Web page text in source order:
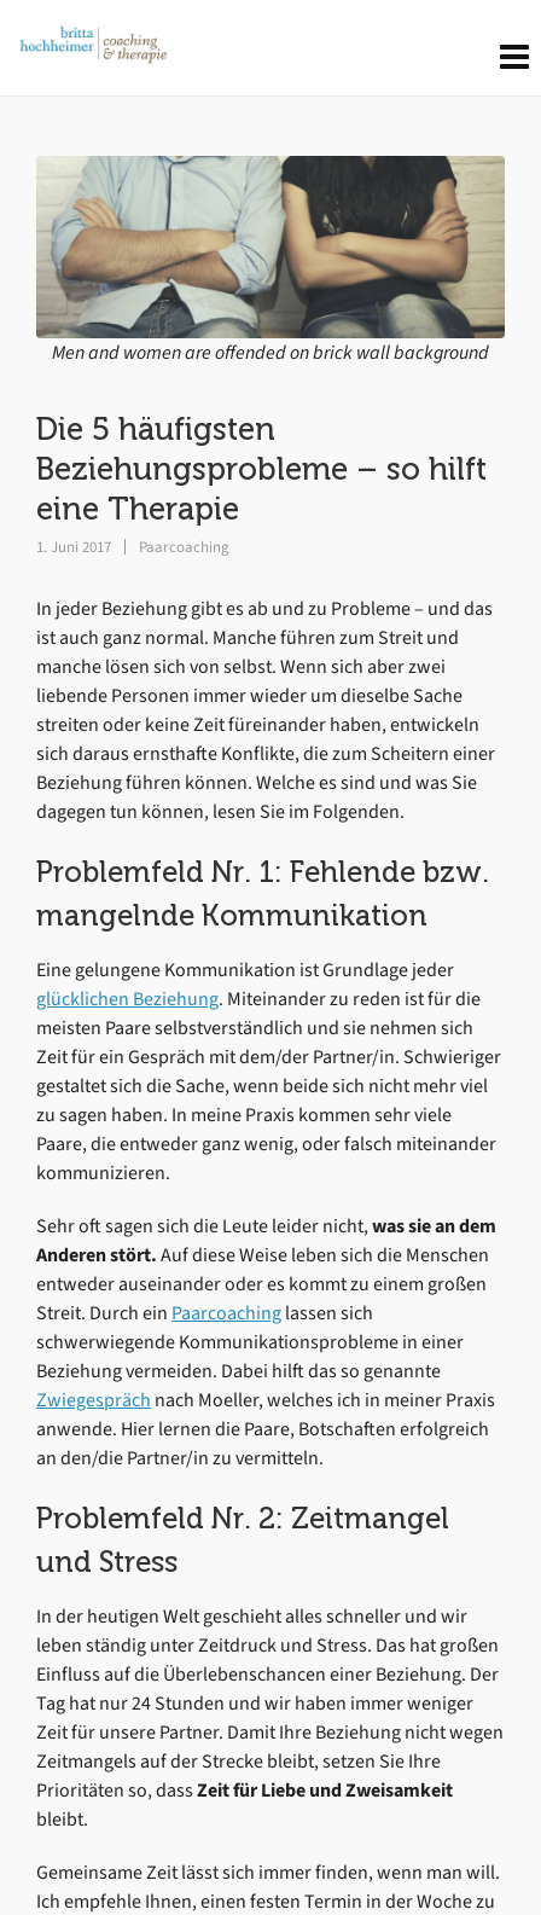
Men and women are offended on brick wall background
Die 5 häufigsten
Beziehungsprobleme – so hilft
eine Therapie
1. Juni 2017 Paarcoaching
In jeder Beziehung gibt es ab und zu Probleme – und das
ist auch ganz normal. Manche führen zum Streit und
manche lösen sich von selbst. Wenn sich aber zwei
liebende Personen immer wieder um dieselbe Sache
streiten oder keine Zeit füreinander haben, entwickeln
sich daraus ernsthafte Konflikte, die zum Scheitern einer
Beziehung führen können. Welche es sind und was Sie
dagegen tun können, lesen Sie im Folgenden.
Problemfeld Nr. 1: Fehlende bzw.
mangelnde Kommunikation
Eine gelungene Kommunikation ist Grundlage jeder
glücklichen Beziehung. Miteinander zu reden ist für die
meisten Paare selbstverständlich und sie nehmen sich
Zeit für ein Gespräch mit dem/der Partner/in. Schwieriger
gestaltet sich die Sache, wenn beide sich nicht mehr viel
zu sagen haben. In meine Praxis kommen sehr viele
Paare, die entweder ganz wenig, oder falsch miteinander
kommunizieren.
Sehr oft sagen sich die Leute leider nicht,was sie an dem
Anderen stört.Auf diese Weise leben sich die Menschen
entweder auseinander oder es kommt zu einem großen
Streit. Durch ein Paarcoachinglassen sich
schwerwiegende Kommunikationsprobleme in einer
Beziehung vermeiden. Dabei hilft das so genannte
Zwiegespräch nach Moeller, welches ich in meiner Praxis
anwende. Hier lernen die Paare, Botschaften erfolgreich
an den/die Partner/in zu vermitteln.
Problemfeld Nr. 2: Zeitmangel
und Stress
In der heutigen Welt geschieht alles schneller und wir
leben ständig unter Zeitdruck und Stress. Das hat großen
Einfluss auf die Überlebenschancen einer Beziehung. Der
Tag hat nur 24 Stunden und wir haben immer weniger
Zeit für unsere Partner. Damit Ihre Beziehung nicht wegen
Zeitmangels auf der Strecke bleibt, setzen Sie Ihre
Prioritäten so, dassZeit für Liebe und Zweisamkeit
bleibt.
Gemeinsame Zeit lässt sich immer finden, wenn man will.
Ich empfehle Ihnen, einen festen Termin in der Woche zu